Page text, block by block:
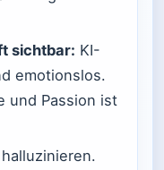
sichtbar: KI-
emotionslos.
und Passion ist